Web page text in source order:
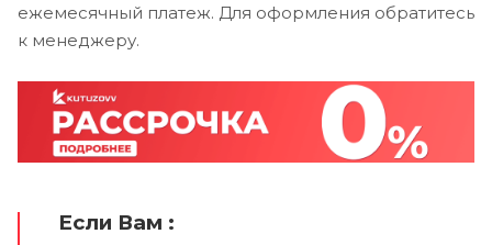
ежемесячный платеж. Для оформления обратитесь
к менеджеру.
Если Вам :